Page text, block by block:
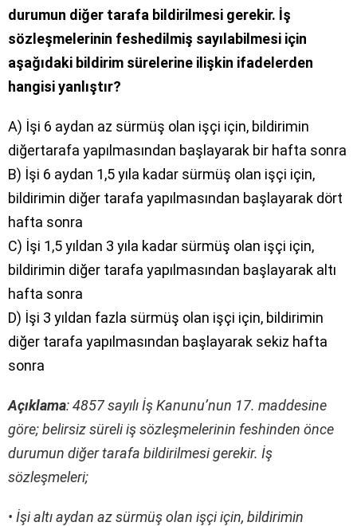
durumun diğer tarafa bildirilmesi gerekir. İş
sözleşmelerinin feshedilmiş sayılabilmesi için
aşağıdaki bildirim sürelerine ilişkin ifadelerden
hangisi yanlıştır?
A) İşi 6 aydan az sürmüş olan işçi için, bildirimin
diğertarafa yapılmasından başlayarak bir hafta sonra
B) İşi 6 aydan 1,5 yıla kadar sürmüş olan işçi için,
bildirimin diğer tarafa yapılmasından başlayarak dört
hafta sonra
C) İşi 1,5 yıldan 3 yıla kadar sürmüş olan işçi için,
bildirimin diğer tarafa yapılmasından başlayarak altı
hafta sonra
D) İşi 3 yıldan fazla sürmüş olan işçi için, bildirimin
diğer tarafa yapılmasından başlayarak sekiz hafta
sonra
Açıklama: 4857 sayılı İş Kanunu’nun 17. maddesine
göre; belirsiz süreli iş sözleşmelerinin feshinden önce
durumun diğer tarafa bildirilmesi gerekir. İş
sözleşmeleri;
• İşi altı aydan az sürmüş olan işçi için, bildirimin